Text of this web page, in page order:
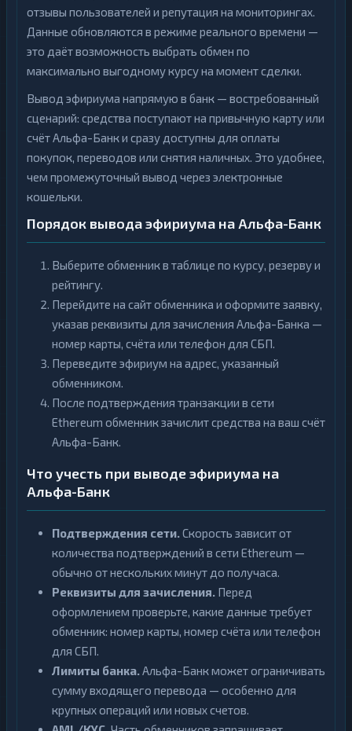
отзывы пользователей и репутация на мониторингах.
Данные обновляются в режиме реального времени —
это даёт возможность выбрать обмен по
максимально выгодному курсу на момент сделки.
Вывод эфириума напрямую в банк — востребованный
сценарий: средства поступают на привычную карту или
счёт Альфа-Банк и сразу доступны для оплаты
покупок, переводов или снятия наличных. Это удобнее,
чем промежуточный вывод через электронные
кошельки.
Порядок вывода эфириума на Альфа-Банк
Выберите обменник в таблице по курсу, резерву и
рейтингу.
Перейдите на сайт обменника и оформите заявку,
указав реквизиты для зачисления Альфа-Банка —
номер карты, счёта или телефон для СБП.
Переведите эфириум на адрес, указанный
обменником.
После подтверждения транзакции в сети
Ethereum обменник зачислит средства на ваш счёт
Альфа-Банк.
Что учесть при выводе эфириума на
Альфа-Банк
Подтверждения сети.Скорость зависит от
количества подтверждений в сети Ethereum —
обычно от нескольких минут до получаса.
Реквизиты для зачисления. Перед
оформлением проверьте, какие данные требует
обменник: номер карты, номер счёта или телефон
для СБП.
Лимиты банка.Альфа-Банк может ограничивать
сумму входящего перевода — особенно для
крупных операций или новых счетов.